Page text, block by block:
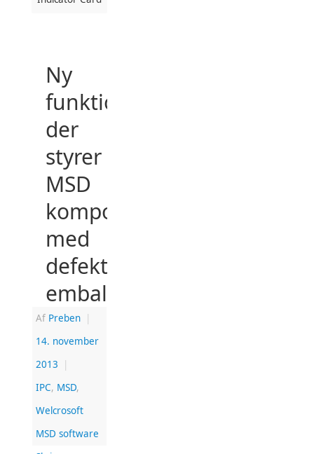
Ny
funktion
der
styrer
MSD
komponenter
med
defekt
emballage
Af Preben |
14. november
2013
|
IPC, MSD,
Welcrosoft
MSD software